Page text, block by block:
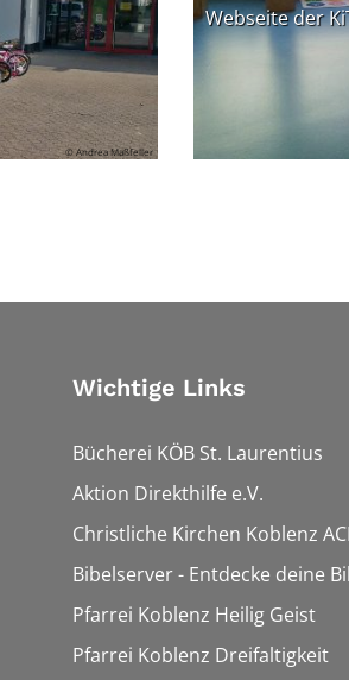
© Andrea Maßfeller
Webseite der
Wichtige Links
Bücherei KÖB St. Laurentius
Aktion Direkthilfe e.V.
Christliche Kirchen Koblenz
Bibelserver - Entdecke deine
Pfarrei Koblenz Heilig Geist
Pfarrei Koblenz Dreifaltigkeit